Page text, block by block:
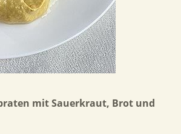
mit Sauerkraut, Brot und